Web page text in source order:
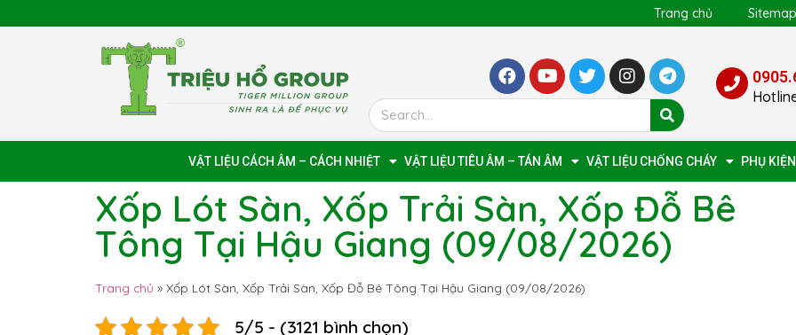
Trang chủ Sitemap
VẬT LIỆU CÁCH ÂM – CÁCH NHIỆT VẬT LIỆU TIÊU ÂM – TÁN ÂM VẬT LIỆU CHỐNG CHÁY PHỤ
Xốp Lót Sàn, Xốp Trải Sàn, Xốp Đỗ Bê
Tông Tại Hậu Giang (09/08/2026)
Trang chủ » Xốp Lót Sàn, Xốp Trải Sàn, Xốp Đỗ Bê Tông Tại Hậu Giang (09/08/2026)
5/5 - (3121 bình chọn)